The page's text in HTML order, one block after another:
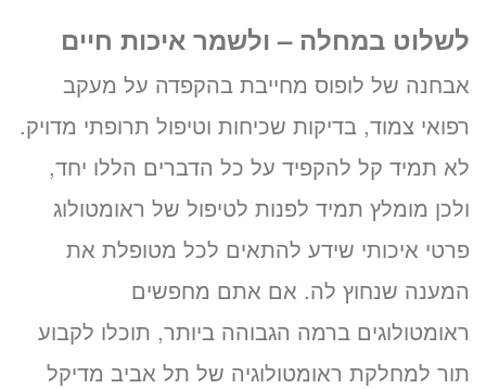
לשלוט במחלה – ולשמר איכות חיים
אבחנה של לופוס מחייבת בהקפדה על מעקב
רפואי צמוד, בדיקות שכיחות וטיפול תרופתי מדויק.
לא תמיד קל להקפיד על כל הדברים הללו יחד,
ולכן מומלץ תמיד לפנות לטיפול של ראומטולוג
פרטי איכותי שידע להתאים לכל מטופלת את
המענה שנחוץ לה. אם אתם מחפשים
ראומטולוגים ברמה הגבוהה ביותר, תוכלו לקבוע
תור למחלקת ראומטולוגיה של תל אביב מדיקל